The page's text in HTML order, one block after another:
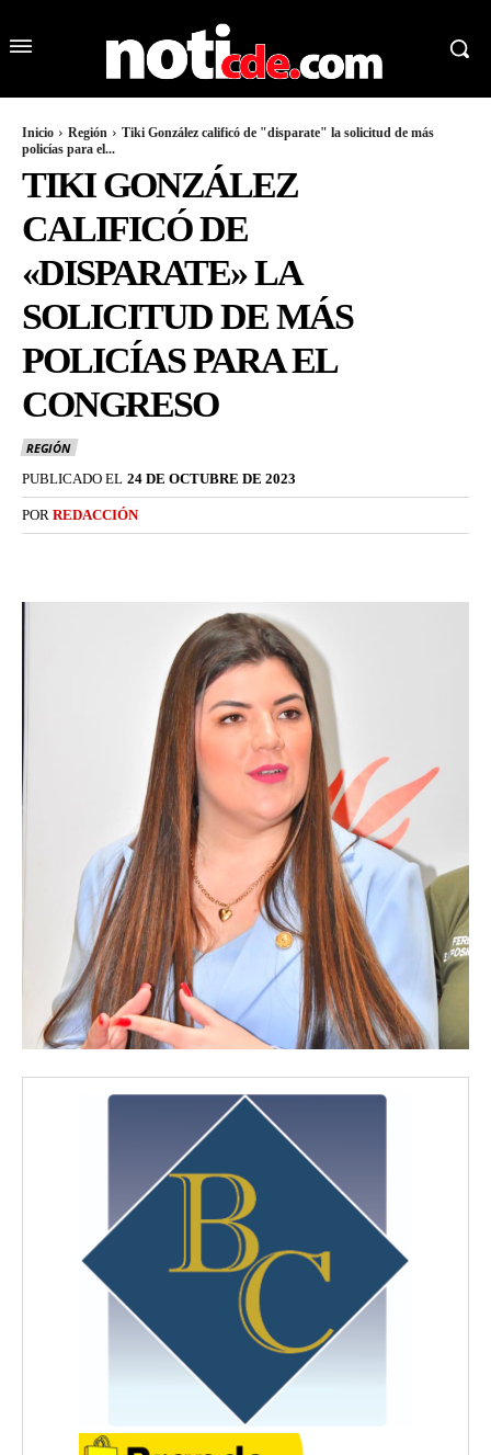
Inicio Región
Tiki González calificó de "disparate" la solicitud de más
policías para el...
TIKI GONZÁLEZ
CALIFICÓ DE
«DISPARATE» LA
SOLICITUD DE MÁS
POLICÍAS PARA EL
CONGRESO
REGIÓN
PUBLICADO EL 24 DE OCTUBRE DE 2023
POR REDACCIÓN